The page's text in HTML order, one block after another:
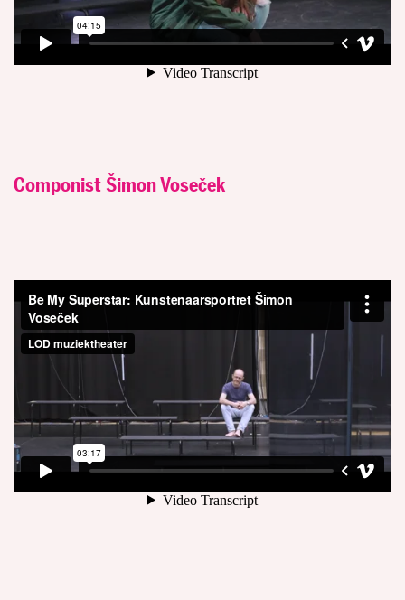
Componist Šimon Voseček